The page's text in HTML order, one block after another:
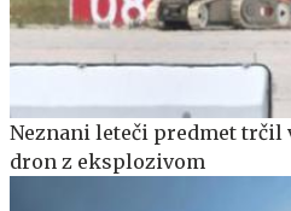
Neznani leteči predmet trčil
dron z eksplozivom